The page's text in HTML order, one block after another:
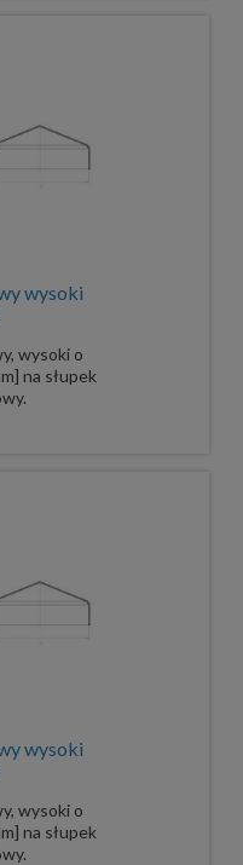
wysoki
wysoki o
na słupek
wysoki
wysoki o
na słupek